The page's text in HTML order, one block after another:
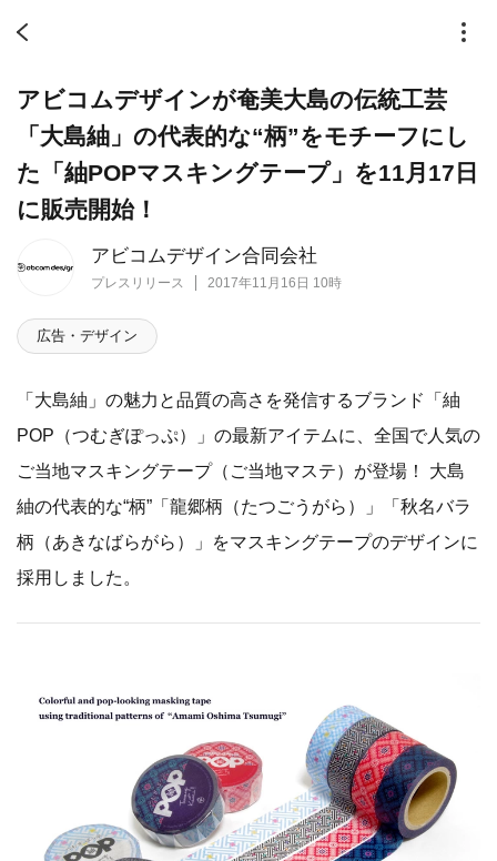
アビコムデザイン合同会社
プレスリリース 2017年11月16日 10時
アビコムデザインが奄美大島の伝統工芸
「大島紬」の代表的な“柄”をモチーフにし
た「紬POPマスキングテープ」を11月17日
に販売開始！
広告・デザイン
「大島紬」の魅力と品質の高さを発信するブランド「紬
POP（つむぎぽっぷ）」の最新アイテムに、全国で人気の
ご当地マスキングテープ（ご当地マステ）が登場！ 大島
紬の代表的な“柄”「龍郷柄（たつごうがら）」「秋名バラ
柄（あきなばらがら）」をマスキングテープのデザインに
採用しました。